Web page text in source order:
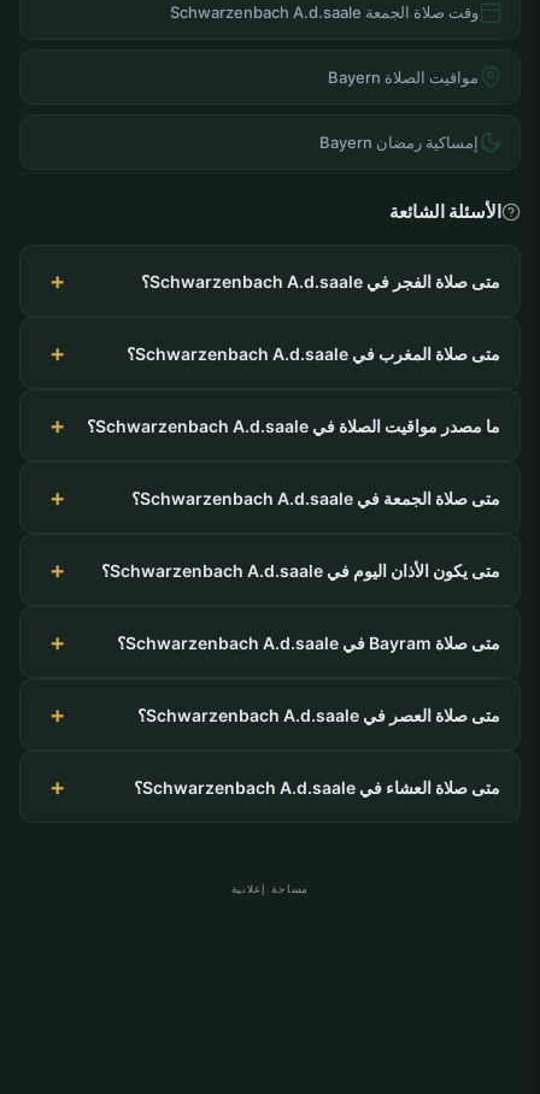
وقت صلاة الجمعة Schwarzenbach A.d.saale
مواقيت الصلاة Bayern
إمساكية رمضان Bayern
الأسئلة الشائعة
متى صلاة الفجر في Schwarzenbach A.d.saale؟
متى صلاة المغرب في Schwarzenbach A.d.saale؟
ما مصدر مواقيت الصلاة في Schwarzenbach A.d.saale؟
متى صلاة الجمعة في Schwarzenbach A.d.saale؟
متى يكون الأذان اليوم في Schwarzenbach A.d.saale؟
متى صلاة Bayram في Schwarzenbach A.d.saale؟
متى صلاة العصر في Schwarzenbach A.d.saale؟
متى صلاة العشاء في Schwarzenbach A.d.saale؟
مساحة إعلانية